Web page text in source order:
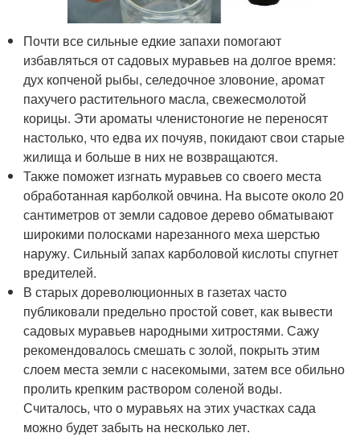
Почти все сильные едкие запахи помогают
избавляться от садовых муравьев на долгое время:
дух копченой рыбы, селедочное зловоние, аромат
пахучего растительного масла, свежесмолотой
корицы. Эти ароматы членистоногие не переносят
настолько, что едва их почуяв, покидают свои старые
жилища и больше в них не возвращаются.
Также поможет изгнать муравьев со своего места
обработанная карболкой овчина. На высоте около 20
сантиметров от земли садовое дерево обматывают
широкими полосками нарезанного меха шерстью
наружу. Сильный запах карболовой кислоты спугнет
вредителей.
В старых дореволюционных в газетах часто
публиковали предельно простой совет, как вывести
садовых муравьев народными хитростями. Сажу
рекомендовалось смешать с золой, покрыть этим
слоем места земли с насекомыми, затем все обильно
пролить крепким раствором соленой воды.
Считалось, что о муравьях на этих участках сада
можно будет забыть на несколько лет.